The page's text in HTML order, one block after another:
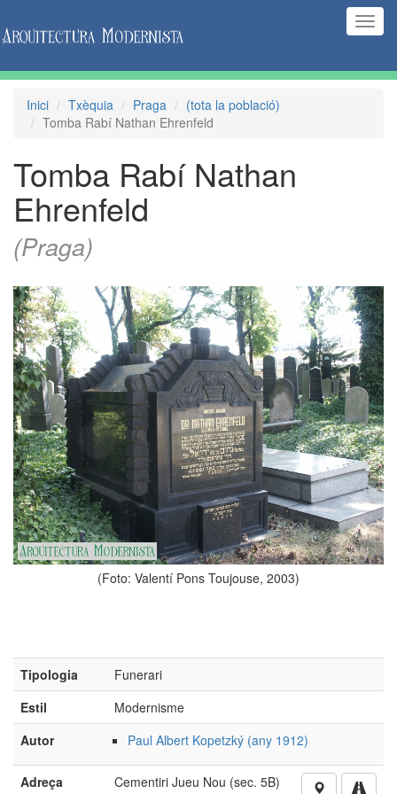
Inici Txèquia Praga
(tota la població)
Tomba Rabí Nathan Ehrenfeld
Tomba Rabí Nathan
Ehrenfeld
(Praga)
(Foto: Valentí Pons Toujouse, 2003)
Tipologia
Funerari
Estil
Modernisme
Autor
Paul Albert Kopetzký (any 1912)
Adreça Cementiri Jueu Nou (sec. 5B)